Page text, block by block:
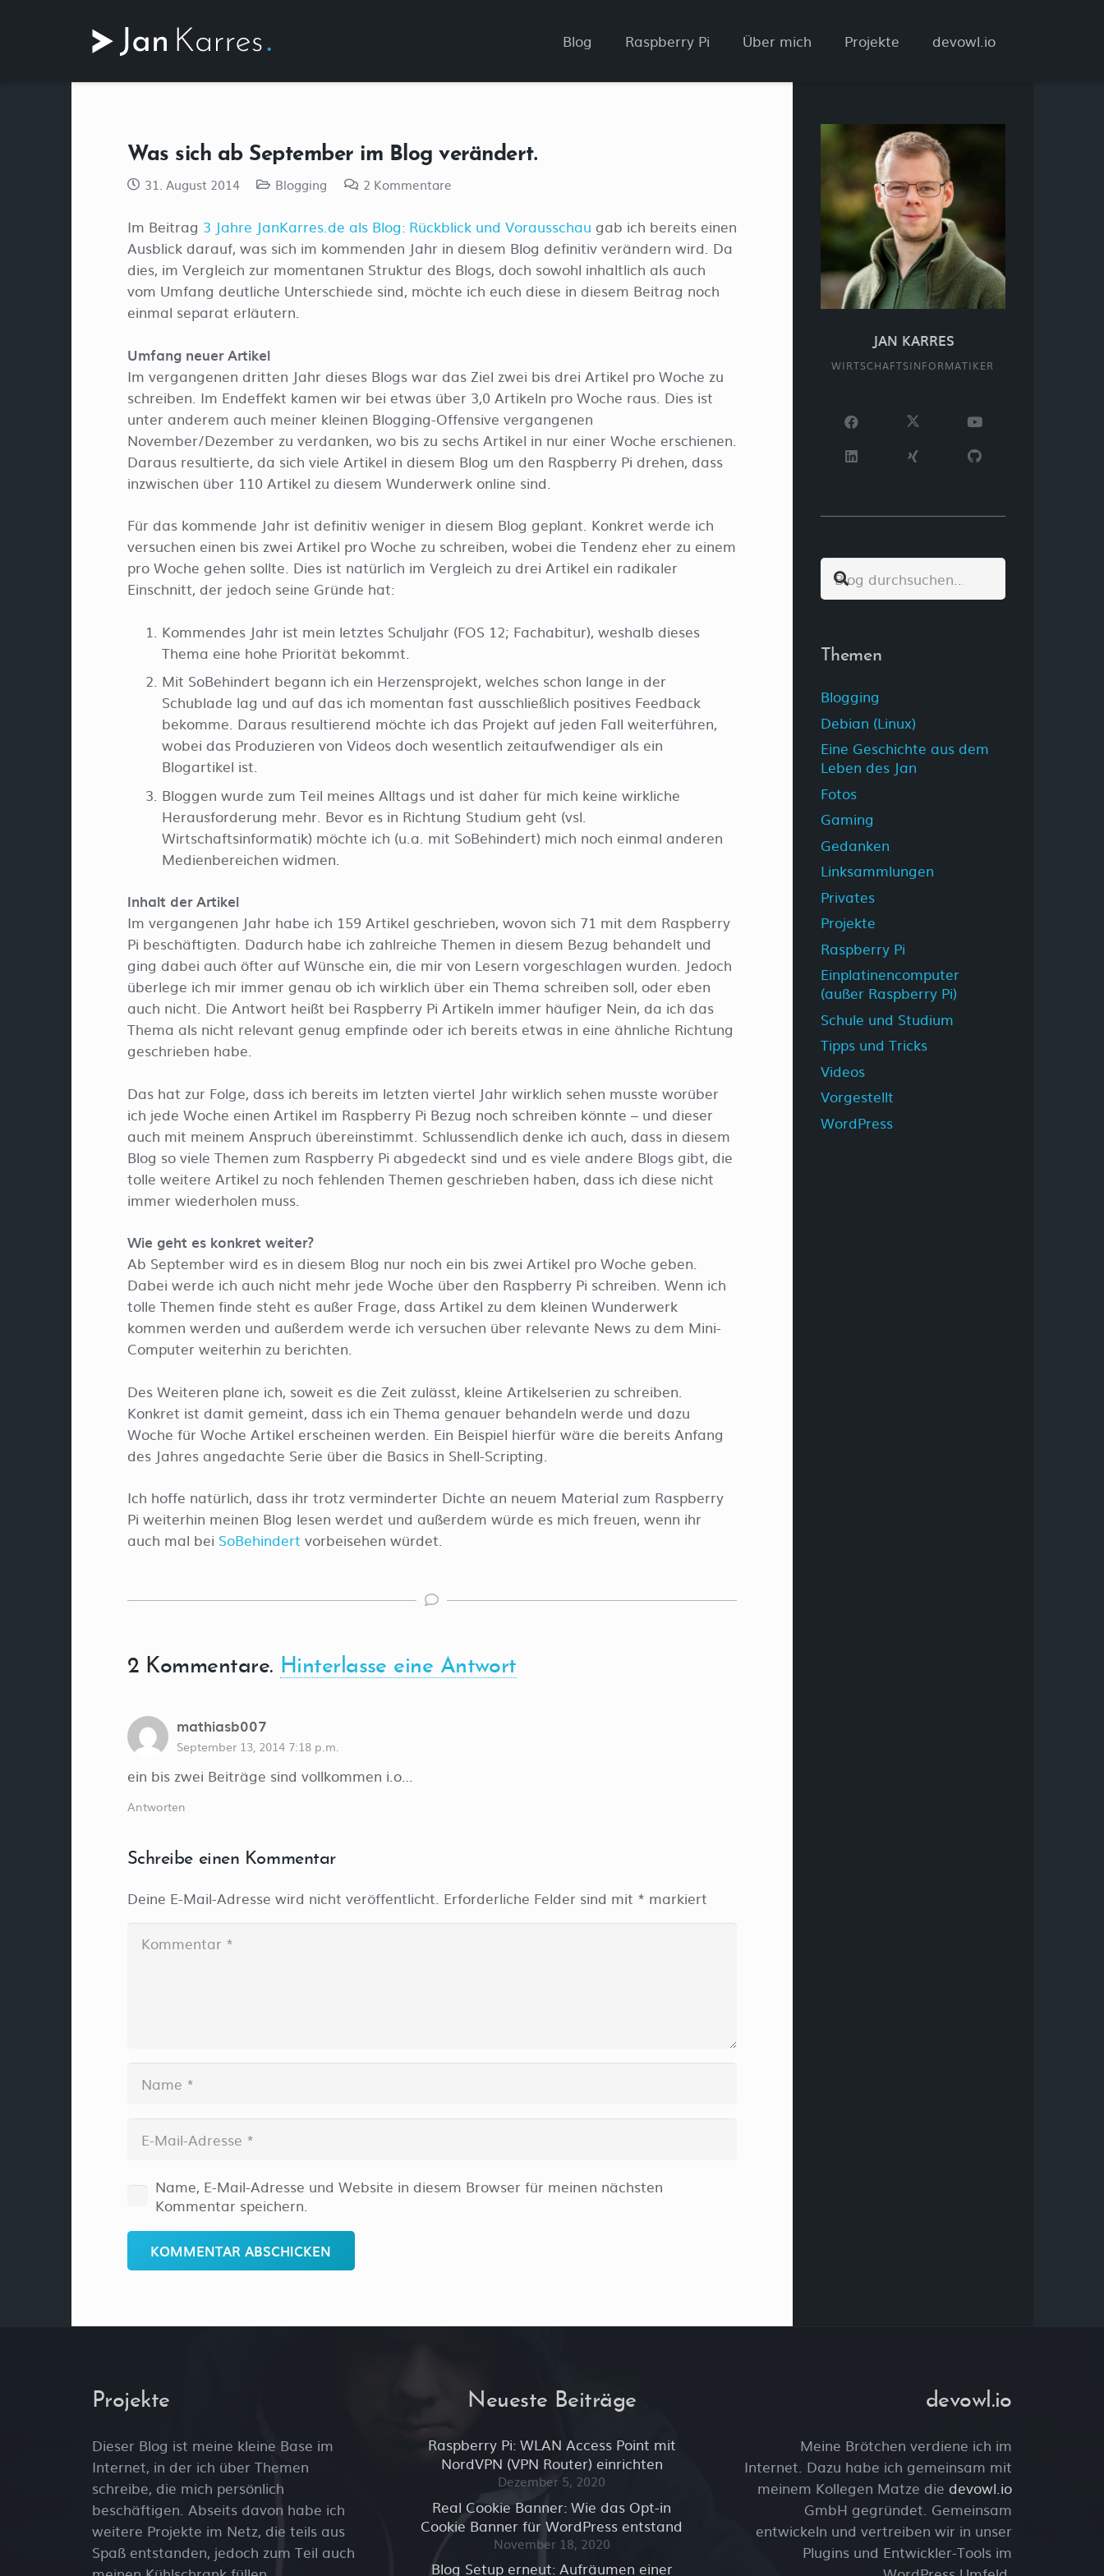
Blog Raspberry Pi Über mich Projekte devowl.io
Was sich ab September im Blog verändert.
31. August 2014 Blogging 2 Kommentare
Im Beitrag 3 Jahre JanKarres.de als Blog: Rückblick und Vorausschau gab ich bereits einen
Ausblick darauf, was sich im kommenden Jahr in diesem Blog definitiv verändern wird. Da
dies, im Vergleich zur momentanen Struktur des Blogs, doch sowohl inhaltlich als auch
vom Umfang deutliche Unterschiede sind, möchte ich euch diese in diesem Beitrag noch
einmal separat erläutern.
Umfang neuer Artikel
Im vergangenen dritten Jahr dieses Blogs war das Ziel zwei bis drei Artikel pro Woche zu
schreiben. Im Endeffekt kamen wir bei etwas über 3,0 Artikeln pro Woche raus. Dies ist
unter anderem auch meiner kleinen Blogging-Offensive vergangenen
November/Dezember zu verdanken, wo bis zu sechs Artikel in nur einer Woche erschienen.
Daraus resultierte, da sich viele Artikel in diesem Blog um den Raspberry Pi drehen, dass
inzwischen über 110 Artikel zu diesem Wunderwerk online sind.
Für das kommende Jahr ist definitiv weniger in diesem Blog geplant. Konkret werde ich
versuchen einen bis zwei Artikel pro Woche zu schreiben, wobei die Tendenz eher zu einem
pro Woche gehen sollte. Dies ist natürlich im Vergleich zu drei Artikel ein radikaler
Einschnitt, der jedoch seine Gründe hat:
Kommendes Jahr ist mein letztes Schuljahr (FOS 12; Fachabitur), weshalb dieses
Thema eine hohe Priorität bekommt.
Mit SoBehindert begann ich ein Herzensprojekt, welches schon lange in der
Schublade lag und auf das ich momentan fast ausschließlich positives Feedback
bekomme. Daraus resultierend möchte ich das Projekt auf jeden Fall weiterführen,
wobei das Produzieren von Videos doch wesentlich zeitaufwendiger als ein
Blogartikel ist.
Bloggen wurde zum Teil meines Alltags und ist daher für mich keine wirkliche
Herausforderung mehr. Bevor es in Richtung Studium geht (vsl.
Wirtschaftsinformatik) möchte ich (u.a. mit SoBehindert) mich noch einmal anderen
Medienbereichen widmen.
Inhalt der Artikel
Im vergangenen Jahr habe ich 159 Artikel geschrieben, wovon sich 71 mit dem Raspberry
Pi beschäftigten. Dadurch habe ich zahlreiche Themen in diesem Bezug behandelt und
ging dabei auch öfter auf Wünsche ein, die mir von Lesern vorgeschlagen wurden. Jedoch
überlege ich mir immer genau ob ich wirklich über ein Thema schreiben soll, oder eben
auch nicht. Die Antwort heißt bei Raspberry Pi Artikeln immer häufiger Nein, da ich das
Thema als nicht relevant genug empfinde oder ich bereits etwas in eine ähnliche Richtung
geschrieben habe.
Das hat zur Folge, dass ich bereits im letzten viertel Jahr wirklich sehen musste worüber
ich jede Woche einen Artikel im Raspberry Pi Bezug noch schreiben könnte – und dieser
auch mit meinem Anspruch übereinstimmt. Schlussendlich denke ich auch, dass in diesem
Blog so viele Themen zum Raspberry Pi abgedeckt sind und es viele andere Blogs gibt, die
tolle weitere Artikel zu noch fehlenden Themen geschrieben haben, dass ich diese nicht
immer wiederholen muss.
Wie geht es konkret weiter?
Ab September wird es in diesem Blog nur noch ein bis zwei Artikel pro Woche geben.
Dabei werde ich auch nicht mehr jede Woche über den Raspberry Pi schreiben. Wenn ich
tolle Themen finde steht es außer Frage, dass Artikel zu dem kleinen Wunderwerk
kommen werden und außerdem werde ich versuchen über relevante News zu dem Mini-
Computer weiterhin zu berichten.
Des Weiteren plane ich, soweit es die Zeit zulässt, kleine Artikelserien zu schreiben.
Konkret ist damit gemeint, dass ich ein Thema genauer behandeln werde und dazu
Woche für Woche Artikel erscheinen werden. Ein Beispiel hierfür wäre die bereits Anfang
des Jahres angedachte Serie über die Basics in Shell-Scripting.
Ich hoffe natürlich, dass ihr trotz verminderter Dichte an neuem Material zum Raspberry
Pi weiterhin meinen Blog lesen werdet und außerdem würde es mich freuen, wenn ihr
auch mal bei SoBehindert vorbeisehen würdet.
2 Kommentare. Hinterlasse eine Antwort
mathiasb007
September 13, 2014 7:18 p.m.
ein bis zwei Beiträge sind vollkommen i.o…
Antworten
Schreibe einen Kommentar
Deine E-Mail-Adresse wird nicht veröffentlicht. Erforderliche Felder sind mit * markiert
Name, E-Mail-Adresse und Website in diesem Browser für meinen nächsten
Kommentar speichern.
KOMMENTAR ABSCHICKEN
JAN KARRES
WIRTSCHAFTSINFORMATIKER
Themen
Blogging
Debian (Linux)
Eine Geschichte aus dem
Leben des Jan
Fotos
Gaming
Gedanken
Linksammlungen
Privates
Projekte
Raspberry Pi
Einplatinencomputer
(außer Raspberry Pi)
Schule und Studium
Tipps und Tricks
Videos
Vorgestellt
WordPress
Projekte
Dieser Blog ist meine kleine Base im
Internet, in der ich über Themen
schreibe, die mich persönlich
beschäftigen. Abseits davon habe ich
weitere Projekte im Netz, die teils aus
Spaß entstanden, jedoch zum Teil auch
Neueste Beiträge
Raspberry Pi: WLAN Access Point mit
NordVPN (VPN Router) einrichten
Dezember 5, 2020
Real Cookie Banner: Wie das Opt-in
Cookie Banner für WordPress entstand
November 18, 2020
Blog Setup erneut: Aufräumen einer
devowl.io
Meine Brötchen verdiene ich im
Internet. Dazu habe ich gemeinsam mit
meinem Kollegen Matze die devowl.io
GmbH gegründet. Gemeinsam
entwickeln und vertreiben wir in unser
Plugins und Entwickler-Tools im